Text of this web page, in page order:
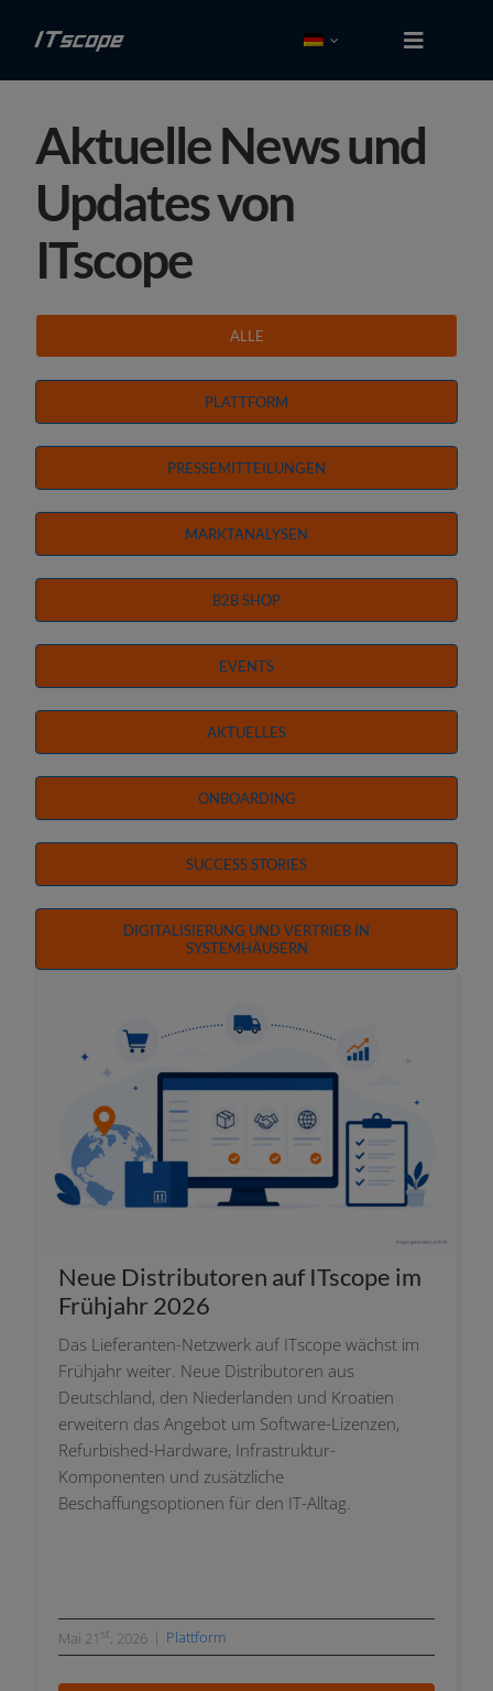
Inhalt
springen
Toggle
Login
Lösungen
Partner
Preise
Aktuelle News und
Updates von
ITscope
ALLE
PLATTFORM
PRESSEMITTEILUNGEN
MARKTANALYSEN
B2B SHOP
EVENTS
AKTUELLES
ONBOARDING
SUCCESS STORIES
DIGITALISIERUNG UND VERTRIEB IN
SYSTEMHÄUSERN
Neue Distributoren auf ITscope im
Frühjahr 2026
Das Lieferanten-Netzwerk auf ITscope wächst im
Frühjahr wei­ter. Neue Distributoren aus
Deutschland, den Niederlanden und Kroatien
erwei­tern das Angebot um Software-Lizenzen,
Refurbished-Hardware, Infrastruktur-
Komponenten und zusätz­li­che
Beschaffungsoptionen für den IT-Alltag.
Mai 21 st, 2026 | Plattform